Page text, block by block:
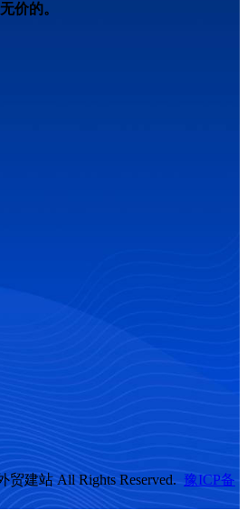
价的。
贸建站 All Rights Reserved. 豫ICP备